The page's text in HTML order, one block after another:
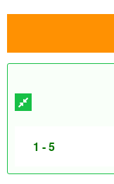
1 - 5